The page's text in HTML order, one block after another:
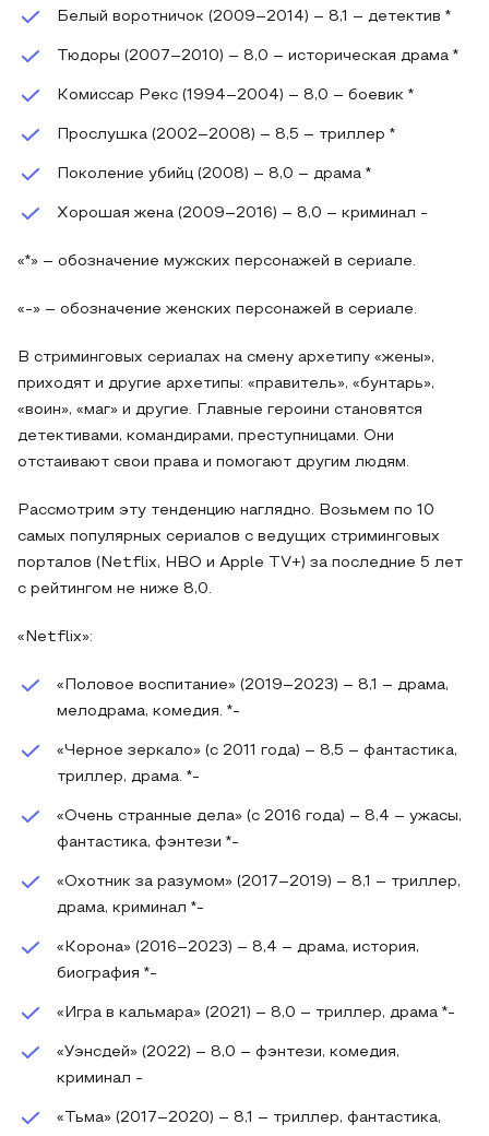
Белый воротничок (2009–2014) – 8,1 – детектив *
Тюдоры (2007–2010) – 8,0 – историческая драма *
Комиссар Рекс (1994–2004) – 8,0 – боевик *
Прослушка (2002–2008) – 8,5 – триллер *
Поколение убийц (2008) – 8,0 – драма *
Хорошая жена (2009–2016) – 8,0 – криминал -
«*» – обозначение мужских персонажей в сериале.
«-» – обозначение женских персонажей в сериале.
В стриминговых сериалах на смену архетипу «жены»,
приходят и другие архетипы: «правитель», «бунтарь»,
«воин», «маг» и другие. Главные героини становятся
детективами, командирами, преступницами. Они
отстаивают свои права и помогают другим людям.
Рассмотрим эту тенденцию наглядно. Возьмем по 10
самых популярных сериалов с ведущих стриминговых
порталов (Netflix, HBO и Apple TV+) за последние 5 лет
с рейтингом не ниже 8,0.
«Netflix»:
«Половое воспитание» (2019–2023) – 8,1 – драма,
мелодрама, комедия. *-
«Черное зеркало» (с 2011 года) – 8,5 – фантастика,
триллер, драма. *-
«Очень странные дела» (с 2016 года) – 8,4 – ужасы,
фантастика, фэнтези *-
«Охотник за разумом» (2017–2019) – 8,1 – триллер,
драма, криминал *-
«Корона» (2016–2023) – 8,4 – драма, история,
биография *-
«Игра в кальмара» (2021) – 8,0 – триллер, драма *-
«Уэнсдей» (2022) – 8,0 – фэнтези, комедия,
криминал -
«Тьма» (2017–2020) – 8,1 – триллер, фантастика,